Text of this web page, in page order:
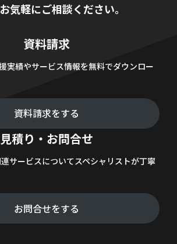
気軽にご相談ください。
資料請求
実績やサービス情報を無料でダウンロー
資料請求をする
見積り・お問合せ
サービスについてスペシャリストが丁寧
お問合せをする